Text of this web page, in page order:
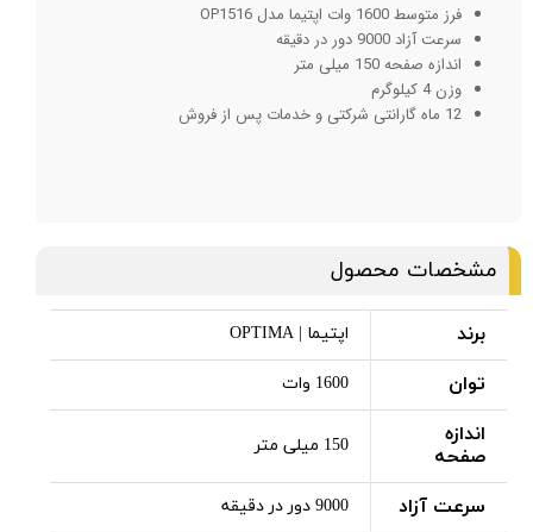
فرز متوسط 1600 وات اپتیما مدل OP1516
سرعت آزاد 9000 دور در دقیقه
اندازه صفحه 150 میلی متر
وزن 4 کیلوگرم
12 ماه گارانتی شرکتی و خدمات پس از فروش
مشخصات محصول
برند اپتیما | OPTIMA
توان 1600 وات
اندازه
صفحه
150 میلی متر
سرعت آزاد 9000 دور در دقیقه